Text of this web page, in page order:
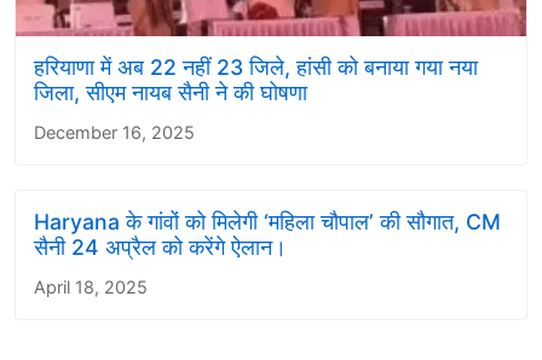
हरियाणा में अब 22 नहीं 23 जिले, हांसी को बनाया गया नया
जिला, सीएम नायब सैनी ने की घोषणा
December 16, 2025
Haryana के गांवों को मिलेगी ‘महिला चौपाल’ की सौगात, CM
सैनी 24 अप्रैल को करेंगे ऐलान।
April 18, 2025